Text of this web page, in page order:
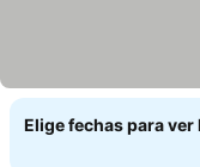
Elige fechas para